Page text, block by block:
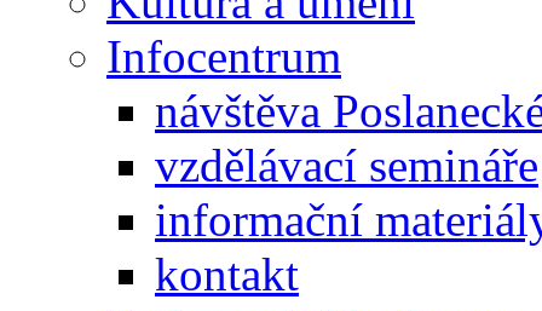
Infocentrum
návštěva
vzdělávací semináře
informační
kontakt